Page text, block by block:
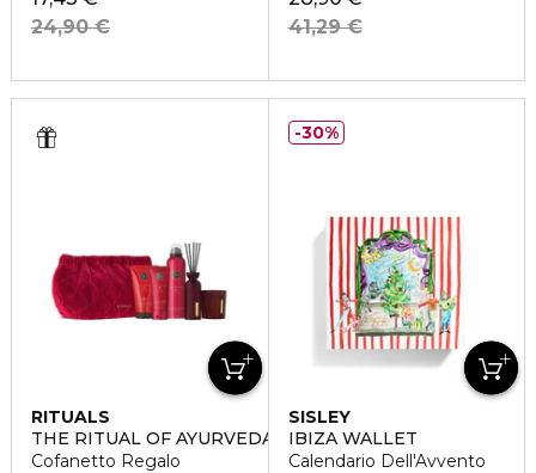
24,90 €
41,29 €
RITUALS
THE RITUAL OF AYURVEDA
Cofanetto Regalo
SISLEY
IBIZA WALLET
Calendario Dell'Avvento
30%